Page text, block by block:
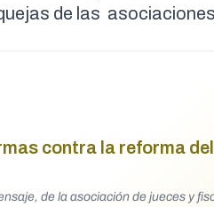
de las asociaciones
contra la reforma del
de la asociación de jueces y